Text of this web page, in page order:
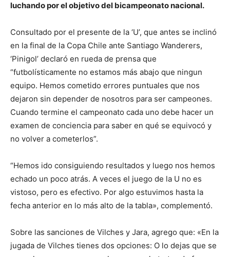
luchando por el objetivo del bicampeonato nacional.
Consultado por el presente de la ‘U’, que antes se inclinó
en la final de la Copa Chile ante Santiago Wanderers,
‘Pinigol’ declaró en rueda de prensa que
“futbolísticamente no estamos más abajo que ningun
equipo. Hemos cometido errores puntuales que nos
dejaron sin depender de nosotros para ser campeones.
Cuando termine el campeonato cada uno debe hacer un
examen de conciencia para saber en qué se equivocó y
no volver a cometerlos”.
“Hemos ido consiguiendo resultados y luego nos hemos
echado un poco atrás. A veces el juego de la U no es
vistoso, pero es efectivo. Por algo estuvimos hasta la
fecha anterior en lo más alto de la tabla», complementó.
Sobre las sanciones de Vilches y Jara, agrego que: «En la
jugada de Vilches tienes dos opciones: O lo dejas que se